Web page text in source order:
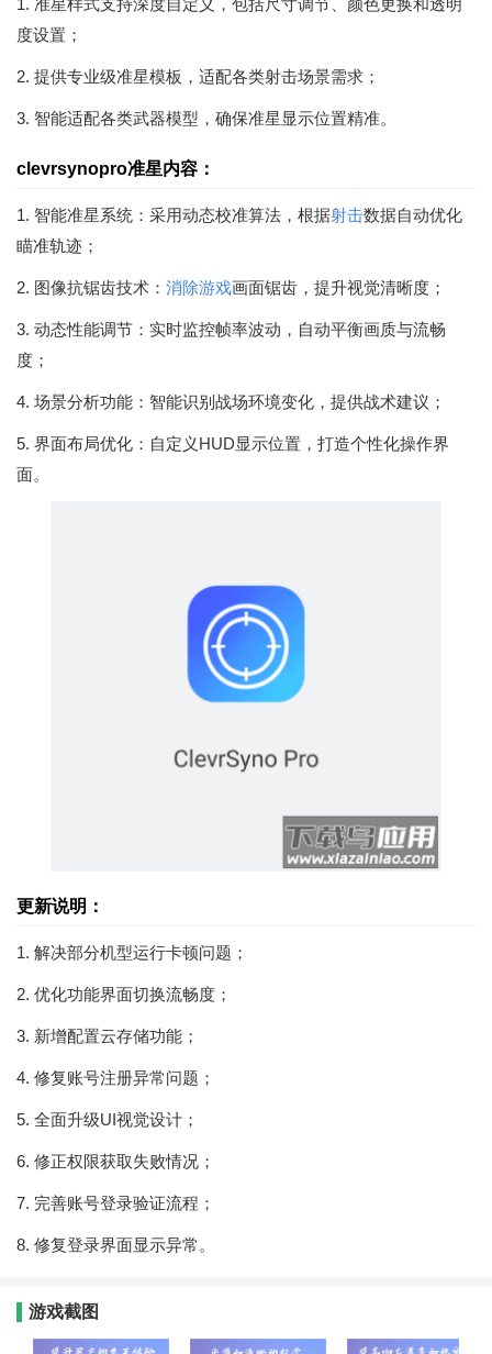
度设置；
2. 提供专业级准星模板，适配各类射击场景需求；
3. 智能适配各类武器模型，确保准星显示位置精准。
clevrsynopro准星内容：
1. 智能准星系统：采用动态校准算法，根据射击数据自动优化
瞄准轨迹；
2. 图像抗锯齿技术： 消除游戏画面锯齿，提升视觉清晰度；
3. 动态性能调节：实时监控帧率波动，自动平衡画质与流畅
度；
4. 场景分析功能：智能识别战场环境变化，提供战术建议；
5. 界面布局优化：自定义HUD显示位置，打造个性化操作界
面。
更新说明：
1. 解决部分机型运行卡顿问题；
2. 优化功能界面切换流畅度；
3. 新增配置云存储功能；
4. 修复账号注册异常问题；
5. 全面升级UI视觉设计；
6. 修正权限获取失败情况；
7. 完善账号登录验证流程；
8. 修复登录界面显示异常。
游戏截图